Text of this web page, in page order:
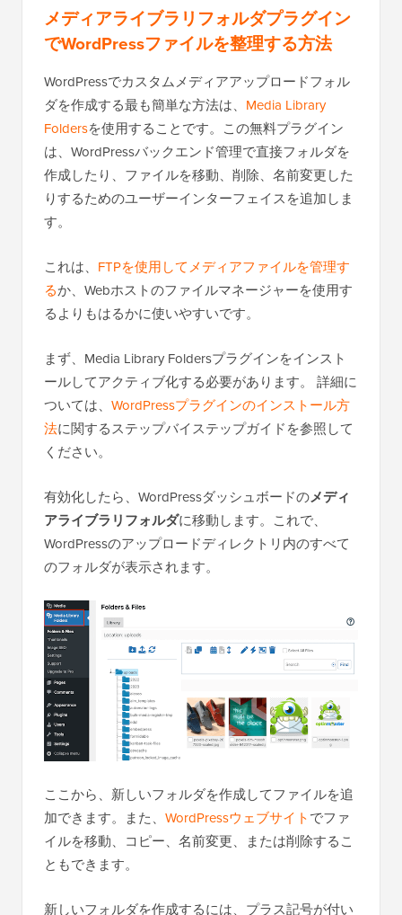
メディアライブラリフォルダプラグイン
でWordPressファイルを整理する方法
WordPressでカスタムメディアアップロードフォル
ダを作成する最も簡単な方法は、 Media Library
Foldersを使用することです。この無料プラグイン
は、WordPressバックエンド管理で直接フォルダを
作成したり、ファイルを移動、削除、名前変更した
りするためのユーザーインターフェイスを追加しま
す。
これは、 FTPを使用してメディアファイルを管理す
るか、Webホストのファイルマネージャーを使用す
るよりもはるかに使いやすいです。
まず、Media Library Foldersプラグインをインスト
ールしてアクティブ化する必要があります。
詳細に
ついては、 WordPressプラグインのインストール方
法に関するステップバイステップガイドを参照して
ください。
有効化したら、WordPressダッシュボードのメディ
アライブラリフォルダに移動します。これで、
WordPressのアップロードディレクトリ内のすべて
のフォルダが表示されます。
ここから、新しいフォルダを作成してファイルを追
加できます。また、 WordPressウェブサイトでファ
イルを移動、コピー、名前変更、または削除するこ
ともできます。
新しいフォルダを作成するには、プラス記号が付い